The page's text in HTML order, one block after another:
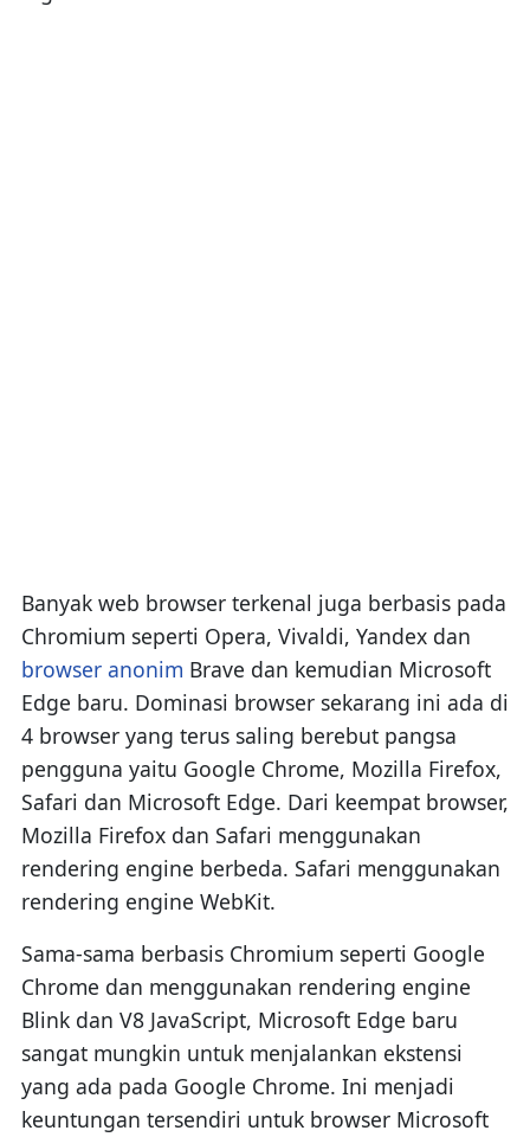
Banyak web browser terkenal juga berbasis pada
Chromium seperti Opera, Vivaldi, Yandex dan
browser anonim Brave dan kemudian Microsoft
Edge baru. Dominasi browser sekarang ini ada di
4 browser yang terus saling berebut pangsa
pengguna yaitu Google Chrome, Mozilla Firefox,
Safari dan Microsoft Edge. Dari keempat browser,
Mozilla Firefox dan Safari menggunakan
rendering engine berbeda. Safari menggunakan
rendering engine WebKit.
Sama-sama berbasis Chromium seperti Google
Chrome dan menggunakan rendering engine
Blink dan V8 JavaScript, Microsoft Edge baru
sangat mungkin untuk menjalankan ekstensi
yang ada pada Google Chrome. Ini menjadi
keuntungan tersendiri untuk browser Microsoft